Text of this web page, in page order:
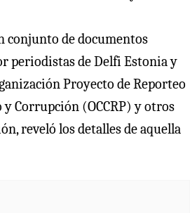
conjunto de documentos
periodistas de Delfi Estonia y
Proyecto de Reporteo
Corrupción (OCCRP) y otros
reveló los detalles de aquella